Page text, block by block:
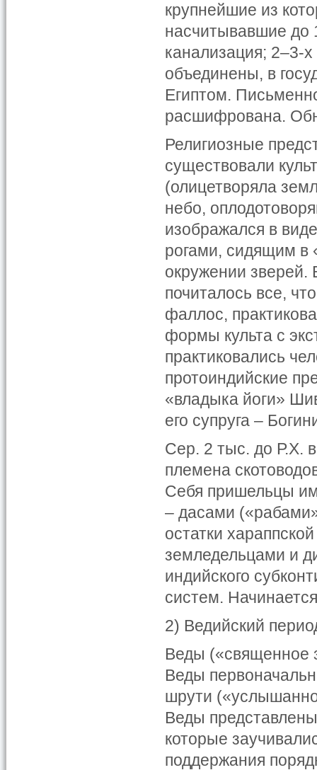
крупнейшие из
насчитывавшие до
канализация; 2–3-
объединены, в
Египтом.
расшифрована.
Религиозные
существовали
(олицетворяла
небо,
изображался в
рогами, сидящим в
окружении зверей.
почиталось все,
фаллос,
формы культа с
практиковались
протоиндийские
«владыка йоги»
его супруга –
Сер. 2 тыс. до Р.Х.
племена
Себя пришельцы
– дасами
остатки
земледельцами и
индийского
систем.
2) Ведийский
Веды («священное
Веды
шрути
Веды
которые
поддержания